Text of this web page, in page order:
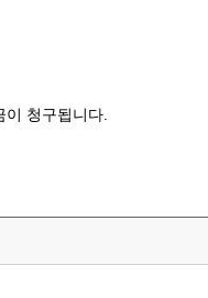
청구됩니다.